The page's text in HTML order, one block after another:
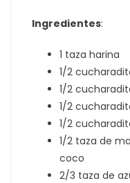
Ingredientes:
1 taza harina
1/2
1/2
1/2
1/2
1/2 taza de
coco
2/3 taza de